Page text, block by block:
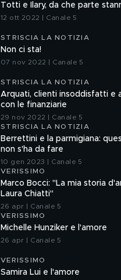
Totti e Ilary, da che parte
12 ott 2022 | Canale 5
STRISCIA LA NOTIZIA
Non ci sta!
07 nov 2022 | Canale 5
STRISCIA LA NOTIZIA
Arquati, clienti insoddisfatti e
con le finanziarie
29 nov 2022 | Canale 5
STRISCIA LA NOTIZIA
Berrettini e la parmigiana:
non s'ha da fare
10 gen 2023 | Canale 5
VERISSIMO
Marco Bocci: "La mia storia
Laura Chiatti"
26 apr | Canale 5
VERISSIMO
Michelle Hunziker e l'amore
26 apr | Canale 5
VERISSIMO
Samira Lui e l'amore